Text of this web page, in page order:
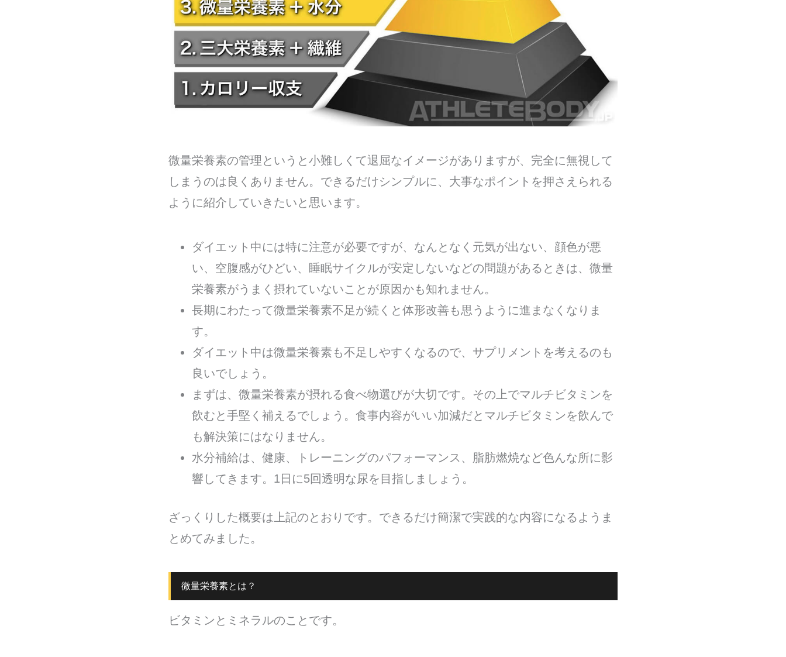
微量栄養素の管理というと小難しくて退屈なイメージがありますが、完全に無視して
しまうのは良くありません。できるだけシンプルに、大事なポイントを押さえられる
ように紹介していきたいと思います。
ダイエット中には特に注意が必要ですが、なんとなく元気が出ない、顔色が悪
い、空腹感がひどい、睡眠サイクルが安定しないなどの問題があるときは、微量
栄養素がうまく摂れていないことが原因かも知れません。
長期にわたって微量栄養素不足が続くと体形改善も思うように進まなくなりま
す。
ダイエット中は微量栄養素も不足しやすくなるので、サプリメントを考えるのも
良いでしょう。
まずは、微量栄養素が摂れる食べ物選びが大切です。その上でマルチビタミンを
飲むと手堅く補えるでしょう。食事内容がいい加減だとマルチビタミンを飲んで
も解決策にはなりません。
水分補給は、健康、トレーニングのパフォーマンス、脂肪燃焼など色んな所に影
響してきます。1日に5回透明な尿を目指しましょう。
ざっくりした概要は上記のとおりです。できるだけ簡潔で実践的な内容になるようま
とめてみました。
微量栄養素とは？
ビタミンとミネラルのことです。